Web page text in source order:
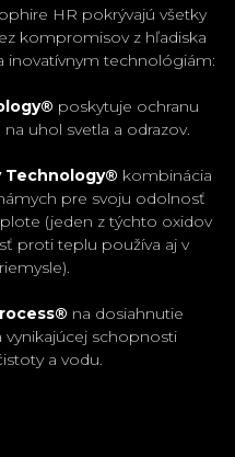
HR pokrývajú všetky
kompromisov z hľadiska
inovatívnym technológiám:
poskytuje ochranu
uhol svetla a odrazov.
Technology® kombinácia
pre svoju odolnosť
(jeden z týchto oxidov
proti teplu používa aj v
na dosiahnutie
schopnosti
a vodu.